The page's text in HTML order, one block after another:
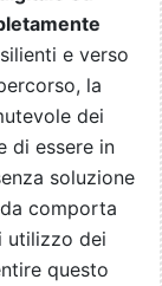
e verso
la
dei
di essere in
soluzione
comporta
utilizzo dei
questo